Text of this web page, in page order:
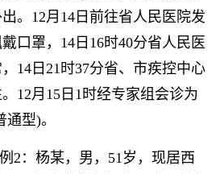
。12月14日前往省人民医院发
口罩，14日16时40分省人民医
14日21时37分省、市疾控中心
12月15日1时经专家组会诊为
型)。
：杨某，男，51岁，现居西